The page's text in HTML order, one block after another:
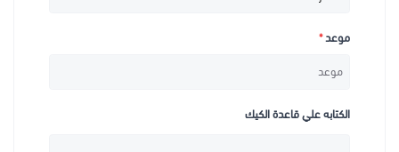
موعد*
الكتابه علي قاعدة الكيك